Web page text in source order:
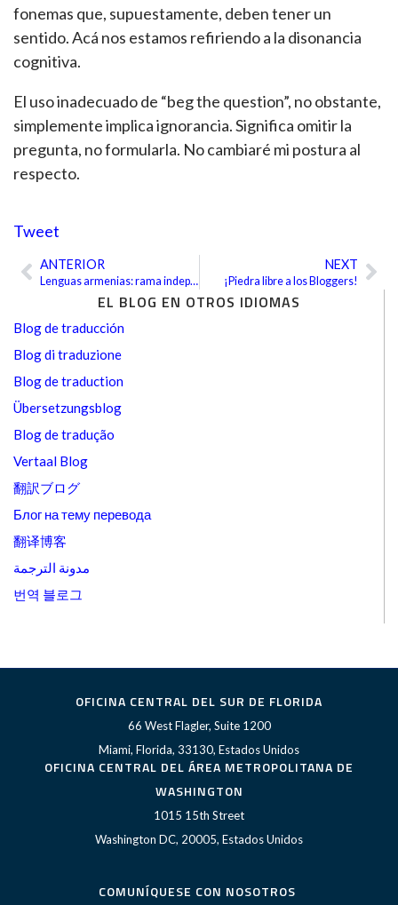
EL BLOG EN OTROS IDIOMAS
Blog de traducción
Blog di traduzione
Blog de traduction
Übersetzungsblog
Blog de tradução
Vertaal Blog
翻訳ブログ
Блог на тему перевода
翻译博客
مدونة الترجمة
번역 블로그
fonemas que, supuestamente, deben tener un
sentido. Acá nos estamos refiriendo a la disonancia
cognitiva.
El uso inadecuado de “beg the question”, no obstante,
simplemente implica ignorancia. Significa omitir la
pregunta, no formularla. No cambiaré mi postura al
respecto.
Tweet
AntANTERIOR
Lenguas armenias: rama independiente de la familia indoeuropea
NEXT
¡Piedra libre a los Bloggers!
OFICINA CENTRAL DEL SUR DE FLORIDA
66 West Flagler, Suite 1200
Miami, Florida, 33130, Estados Unidos
OFICINA CENTRAL DEL ÁREA METROPOLITANA DE
WASHINGTON
1015 15th Street
Washington DC, 20005, Estados Unidos
COMUNÍQUESE CON NOSOTROS